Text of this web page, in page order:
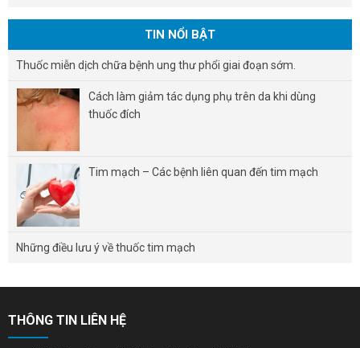
TIN NỔI BẬT
Thuốc miễn dịch chữa bệnh ung thư phổi giai đoạn sớm.
Cách làm giảm tác dụng phụ trên da khi dùng
thuốc đích
Tim mạch – Các bệnh liên quan đến tim mạch
Những điều lưu ý về thuốc tim mạch
THÔNG TIN LIÊN HỆ